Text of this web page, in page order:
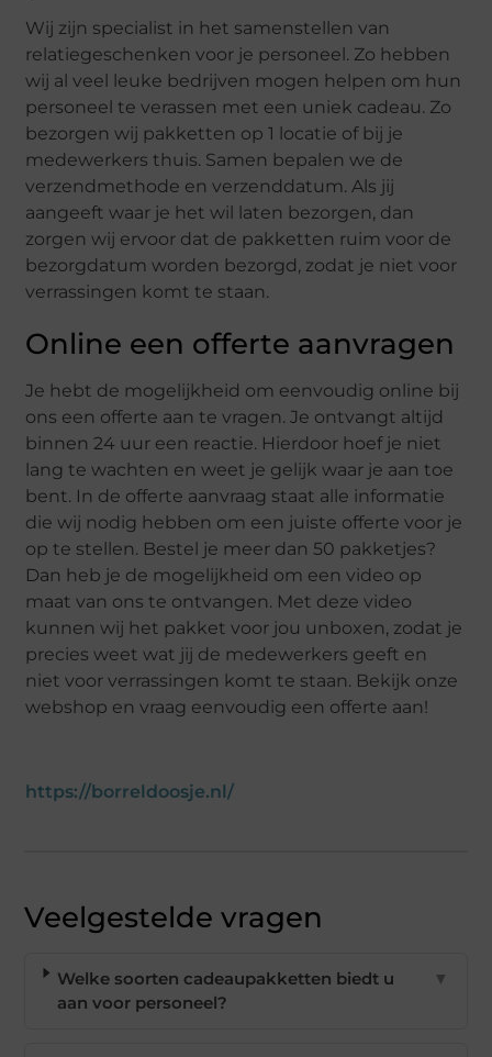
Wij zijn specialist in het samenstellen van
relatiegeschenken voor je personeel. Zo hebben
wij al veel leuke bedrijven mogen helpen om hun
personeel te verassen met een uniek cadeau. Zo
bezorgen wij pakketten op 1 locatie of bij je
medewerkers thuis. Samen bepalen we de
verzendmethode en verzenddatum. Als jij
aangeeft waar je het wil laten bezorgen, dan
zorgen wij ervoor dat de pakketten ruim voor de
bezorgdatum worden bezorgd, zodat je niet voor
verrassingen komt te staan.
Online een offerte aanvragen
Je hebt de mogelijkheid om eenvoudig online bij
ons een offerte aan te vragen. Je ontvangt altijd
binnen 24 uur een reactie. Hierdoor hoef je niet
lang te wachten en weet je gelijk waar je aan toe
bent. In de offerte aanvraag staat alle informatie
die wij nodig hebben om een juiste offerte voor je
op te stellen. Bestel je meer dan 50 pakketjes?
Dan heb je de mogelijkheid om een video op
maat van ons te ontvangen. Met deze video
kunnen wij het pakket voor jou unboxen, zodat je
precies weet wat jij de medewerkers geeft en
niet voor verrassingen komt te staan. Bekijk onze
webshop en vraag eenvoudig een offerte aan!
https://borreldoosje.nl/
Veelgestelde vragen
Welke soorten cadeaupakketten biedt u
aan voor personeel?
▼